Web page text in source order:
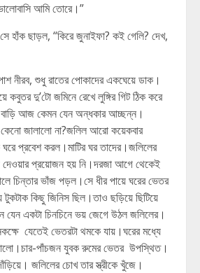
আমি তোরে।”
হাঁক ছাড়ল, “কিরে জুনাইফা? কই গেলি? দেখ,
নীরব, শুধু রাতের পোকাদের একঘেয়ে ডাক।
কবুতর দু’টো জমিনে রেখে লুঙ্গির গিট ঠিক করে
আজ কেমন যেন অন্ধকার আচ্ছন্ন।
কেনো জালালো না?জলিল আরো কয়েকবার
প্রবেশ করল।মাটির ঘর তাদের।জলিলের
প্রয়োজন হয় নি।দরজা আগে থেকেই
চিন্তার ভাঁজ পড়ল।সে ধীর পায়ে ঘরের ভেতর
কিছু জিনিস ছিল।তাও ছড়িয়ে ছিটিয়ে
একটা চিনচিনে ভয় জেগে উঠল জলিলের।
যেতেই ভেতরটা থমকে যায়।ঘরের মধ্যে
পাঁচজন যুবক রুমের ভেতর উপস্থিত।
জলিলের চোখ তার স্ত্রীকে খুঁজে।